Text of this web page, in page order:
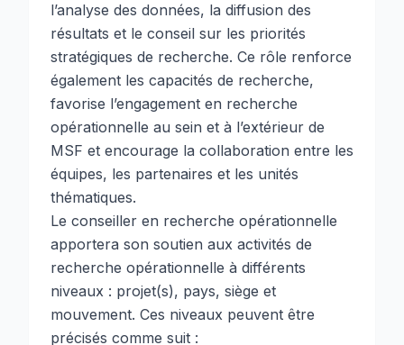
l’analyse des données, la diffusion des
résultats et le conseil sur les priorités
stratégiques de recherche. Ce rôle renforce
également les capacités de recherche,
favorise l’engagement en recherche
opérationnelle au sein et à l’extérieur de
MSF et encourage la collaboration entre les
équipes, les partenaires et les unités
thématiques.
Le conseiller en recherche opérationnelle
apportera son soutien aux activités de
recherche opérationnelle à différents
niveaux : projet(s), pays, siège et
mouvement. Ces niveaux peuvent être
précisés comme suit :